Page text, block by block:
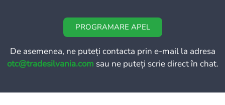
PROGRAMARE APEL
De asemenea, ne puteți contacta prin e-mail la adresa
otc@tradesilvania.com sau ne puteți scrie direct în chat.